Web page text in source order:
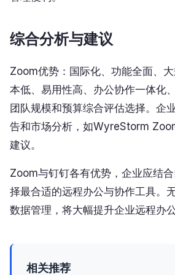
综合分析与建议
Zoom优势：国际化、功能全面、
本低、易用性高、办公协作一体化
团队规模和预算综合评估选择。企
告和市场分析，如WyreStorm
建议。
Zoom与钉钉各有优势，企业应结
择最合适的远程办公与协作工具。
数据管理，将大幅提升企业远程办
相关推荐